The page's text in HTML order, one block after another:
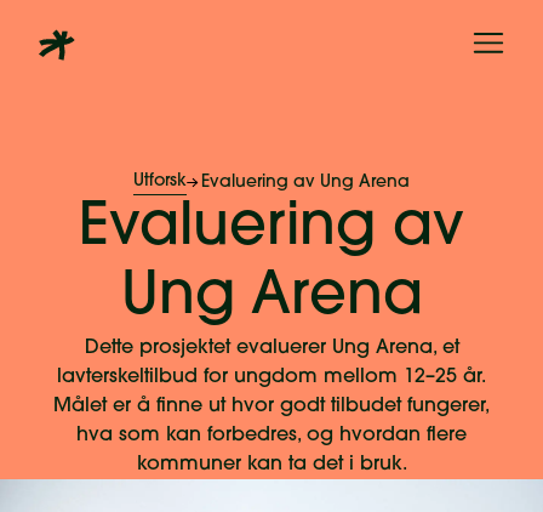
Utforsk Evaluering av Ung Arena
Evaluering av
Ung Arena
Dette prosjektet evaluerer Ung Arena, et
lavterskeltilbud for ungdom mellom 12–25 år.
Målet er å finne ut hvor godt tilbudet fungerer,
hva som kan forbedres, og hvordan flere
kommuner kan ta det i bruk.